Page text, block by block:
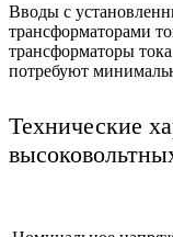
Вводы с
трансформаторами
трансформаторы
потребуют
Технические